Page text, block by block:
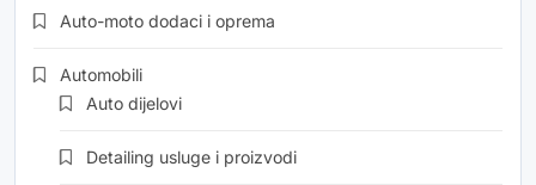
Auto-moto dodaci i oprema
Automobili
Auto dijelovi
Detailing usluge i proizvodi